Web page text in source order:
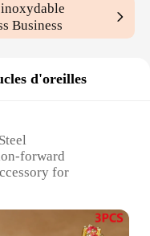
Business
d'oreilles
forward
for
Durable